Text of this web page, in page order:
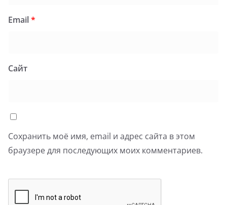
Email*
Сайт
Сохранить моё имя, email и адрес сайта в этом
браузере для последующих моих комментариев.